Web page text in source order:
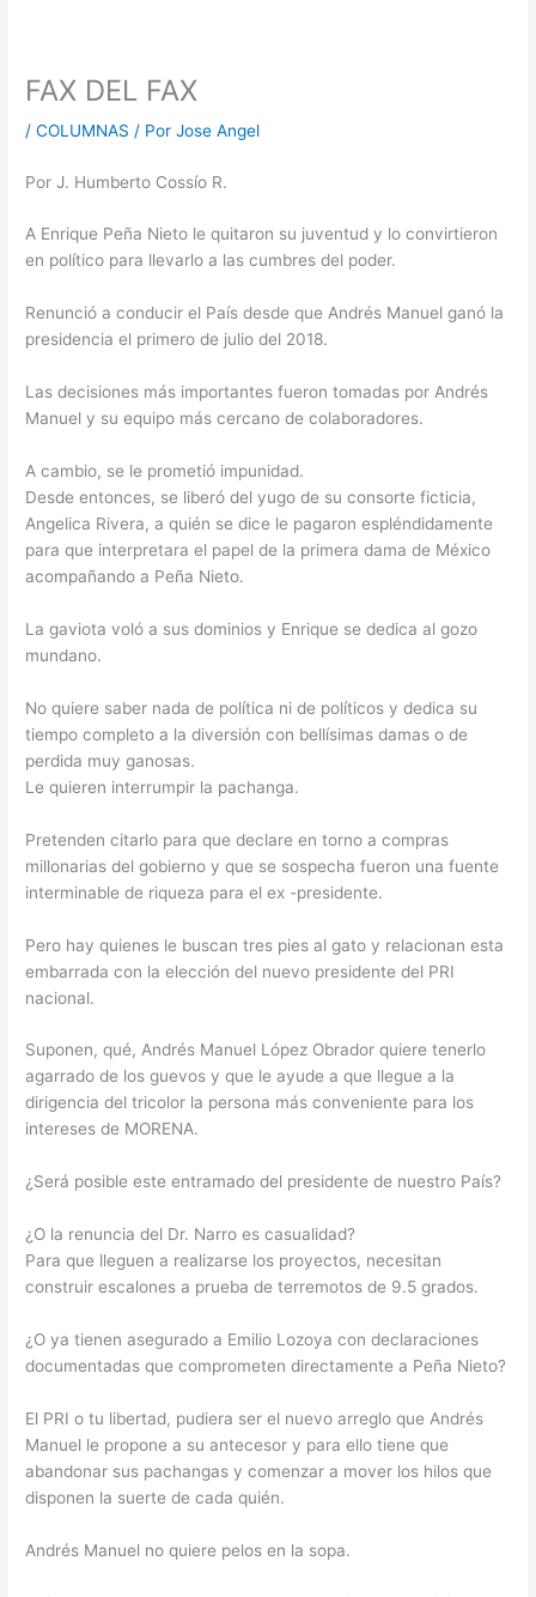
FAX DEL FAX
/COLUMNAS / PorJose Angel
Por J. Humberto Cossío R.
A Enrique Peña Nieto le quitaron su juventud y lo convirtieron
en político para llevarlo a las cumbres del poder.
Renunció a conducir el País desde que Andrés Manuel ganó la
presidencia el primero de julio del 2018.
Las decisiones más importantes fueron tomadas por Andrés
Manuel y su equipo más cercano de colaboradores.
A cambio, se le prometió impunidad.
Desde entonces, se liberó del yugo de su consorte ficticia,
Angelica Rivera, a quién se dice le pagaron espléndidamente
para que interpretara el papel de la primera dama de México
acompañando a Peña Nieto.
La gaviota voló a sus dominios y Enrique se dedica al gozo
mundano.
No quiere saber nada de política ni de políticos y dedica su
tiempo completo a la diversión con bellísimas damas o de
perdida muy ganosas.
Le quieren interrumpir la pachanga.
Pretenden citarlo para que declare en torno a compras
millonarias del gobierno y que se sospecha fueron una fuente
interminable de riqueza para el ex -presidente.
Pero hay quienes le buscan tres pies al gato y relacionan esta
embarrada con la elección del nuevo presidente del PRI
nacional.
Suponen, qué, Andrés Manuel López Obrador quiere tenerlo
agarrado de los guevos y que le ayude a que llegue a la
dirigencia del tricolor la persona más conveniente para los
intereses de MORENA.
¿Será posible este entramado del presidente de nuestro País?
¿O la renuncia del Dr. Narro es casualidad?
Para que lleguen a realizarse los proyectos, necesitan
construir escalones a prueba de terremotos de 9.5 grados.
¿O ya tienen asegurado a Emilio Lozoya con declaraciones
documentadas que comprometen directamente a Peña Nieto?
El PRI o tu libertad, pudiera ser el nuevo arreglo que Andrés
Manuel le propone a su antecesor y para ello tiene que
abandonar sus pachangas y comenzar a mover los hilos que
disponen la suerte de cada quién.
Andrés Manuel no quiere pelos en la sopa.